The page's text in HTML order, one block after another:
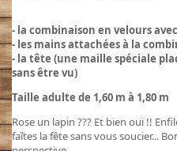
- la combinaison en velours
- les mains attachées à la
- la tête (une maille spéciale
sans être vu)
Taille adulte de 1,60 m à 1,80 m
Rose un lapin ??? Et bien oui !!
faîtes la fête sans vous soucier...